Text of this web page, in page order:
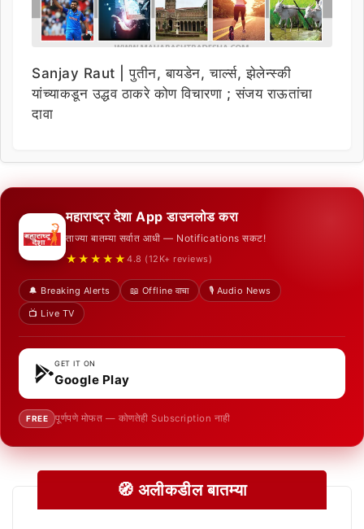
Sanjay Raut | पुतीन, बायडेन, चार्ल्स, झेलेन्स्की
यांच्याकडून उद्धव ठाकरे कोण विचारणा ; संजय राऊतांचा
दावा
महाराष्ट्र देशा App डाउनलोड करा
ताज्या बातम्या सर्वात आधी — Notifications सकट!
★★★★★ 4.8 (12K+ reviews)
🔔 Breaking Alerts 📖 Offline वाचा
🎙️ Audio News
📺 Live TV
GET IT ON
Google Play
FREE पूर्णपणे मोफत — कोणतेही Subscription नाही
🧭 अलीकडील बातम्या